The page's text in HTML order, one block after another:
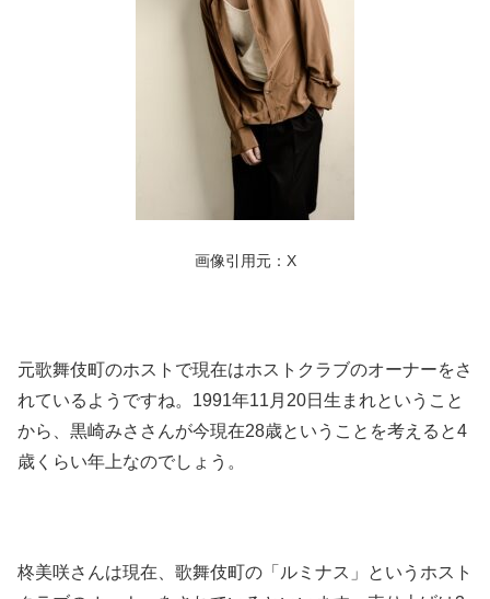
画像引用元：X
元歌舞伎町のホストで現在はホストクラブのオーナーをさ
れているようですね。1991年11月20日生まれということ
から、黒崎みささんが今現在28歳ということを考えると4
歳くらい年上なのでしょう。
柊美咲さんは現在、歌舞伎町の「ルミナス」というホスト